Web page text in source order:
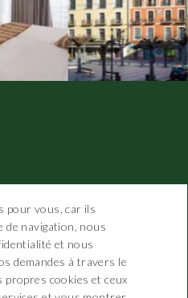
pour vous, car ils
de navigation, nous
et nous
demandes à travers le
cookies et ceux